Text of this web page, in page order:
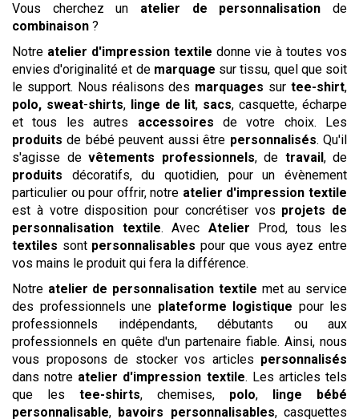
Vous cherchez un atelier de personnalisation de
combinaison ?
Notre atelier d'impression textile donne vie à toutes vos
envies d'originalité et de marquage sur tissu, quel que soit
le support. Nous réalisons des marquages surtee-shirt,
polo, sweat-shirts, linge de lit, sacs, casquette, écharpe
et tous les autres accessoires de votre choix. Les
produits de bébé peuvent aussi être personnalisés. Qu'il
s'agisse de vêtements professionnels, de travail , de
produits décoratifs, du quotidien, pour un évènement
particulier ou pour offrir, notre atelier d'impression textile
est à votre disposition pour concrétiser vos projets de
personnalisation textile. Avec Atelier Prod, tous les
textiles sont personnalisables pour que vous ayez entre
vos mains le produit qui fera la différence.
Notre atelier de personnalisation textile met au service
des professionnels une plateforme logistique pour les
professionnels indépendants, débutants ou aux
professionnels en quête d'un partenaire fiable. Ainsi, nous
vous proposons de stocker vos articles personnalisés
dans notre atelier d'impression textile. Les articles tels
que les tee-shirts, chemises, polo,
linge bébé
personnalisable, bavoirs personnalisables, casquettes